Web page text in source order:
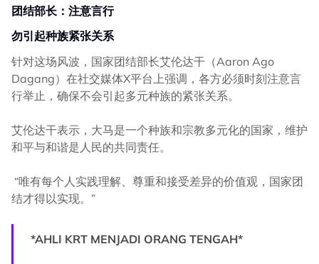
团结部长：注意言行
勿引起种族紧张关系
针对这场风波，国家团结部长艾伦达干（Aaron Ago
Dagang）在社交媒体X平台上强调，各方必须时刻注意言
行举止，确保不会引起多元种族的紧张关系。
艾伦达干表示，大马是一个种族和宗教多元化的国家，维护
和平与和谐是人民的共同责任。
“唯有每个人实践理解、尊重和接受差异的价值观，国家团
结才得以实现。”
*AHLI KRT MENJADI ORANG TENGAH*